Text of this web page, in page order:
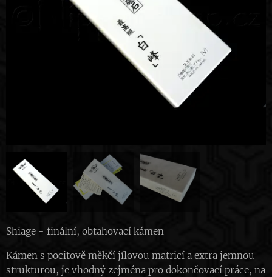
Shiage - finální, obtahovací kámen
Kámen s pocitově měkčí jílovou matricí a extra jemnou
strukturou, je vhodný zejména pro dokončovací práce, na